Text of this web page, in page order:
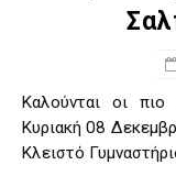
Καλούνται οι πιο
Κυριακή 08
Κλειστό